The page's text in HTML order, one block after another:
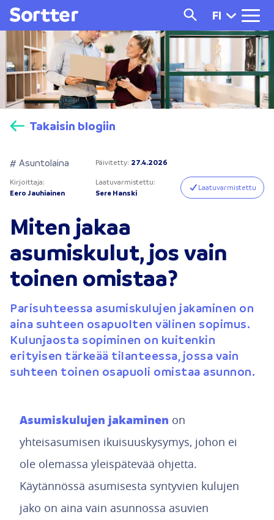
FI
Takaisin blogiin
# Asuntolaina Päivitetty: 27.4.2026
Kirjoittaja:
Eero Jauhiainen
Laatuvarmistettu:
Sere Hanski
Laatuvarmistettu
Miten jakaa
asumiskulut, jos vain
toinen omistaa?
Parisuhteessa asumiskulujen jakaminen on
aina suhteen osapuolten välinen sopimus.
Kulunjaosta sopiminen on kuitenkin
erityisen tärkeää tilanteessa, jossa vain
suhteen toinen osapuoli omistaa asunnon.
Asumiskulujen jakaminen on
yhteisasumisen ikuisuuskysymys, johon ei
ole olemassa yleispätevää ohjetta.
Käytännössä asumisesta syntyvien kulujen
jako on aina vain asunnossa asuvien